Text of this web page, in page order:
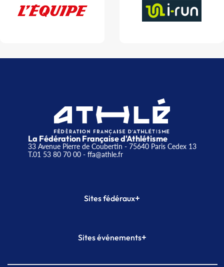
La Fédération Française d'Athlétisme
33 Avenue Pierre de Coubertin - 75640 Paris Cedex 13
T.01 53 80 70 00- ffa@athle.fr
Sites fédéraux+
Plateforme Formation
Sites événements+